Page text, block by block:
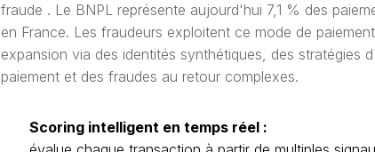
fraude . Le BNPL représente aujourd'hui 7,1 % des
en France. Les fraudeurs exploitent ce mode de
expansion via des identités synthétiques, des stratégies
paiement et des fraudes au retour complexes.
Scoring intelligent en temps réel :